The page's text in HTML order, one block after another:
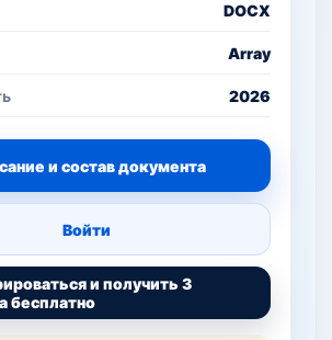
DOCX
Array
2026
и состав документа
Войти
и получить 3
бесплатно